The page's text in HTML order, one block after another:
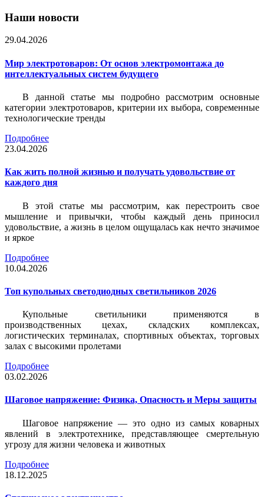
Наши новости
29.04.2026
Мир электротоваров: От основ электромонтажа до
интеллектуальных систем будущего
В данной статье мы подробно рассмотрим основные
категории электротоваров, критерии их выбора, современные
технологические тренды
Подробнее
23.04.2026
Как жить полной жизнью и получать удовольствие от
каждого дня
В этой статье мы рассмотрим, как перестроить свое
мышление и привычки, чтобы каждый день приносил
удовольствие, а жизнь в целом ощущалась как нечто значимое
и яркое
Подробнее
10.04.2026
Топ купольных светодиодных светильников 2026
Купольные светильники применяются в
производственных цехах, складских комплексах,
логистических терминалах, спортивных объектах, торговых
залах с высокими пролетами
Подробнее
03.02.2026
Шаговое напряжение: Физика, Опасность и Меры защиты
Шаговое напряжение — это одно из самых коварных
явлений в электротехнике, представляющее смертельную
угрозу для жизни человека и животных
Подробнее
18.12.2025